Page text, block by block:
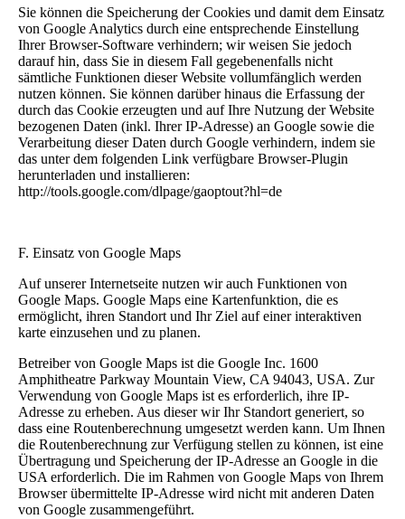
Sie können die Speicherung der Cookies und damit dem Einsatz
von Google Analytics durch eine entsprechende Einstellung
Ihrer Browser-Software verhindern; wir weisen Sie jedoch
darauf hin, dass Sie in diesem Fall gegebenenfalls nicht
sämtliche Funktionen dieser Website vollumfänglich werden
nutzen können. Sie können darüber hinaus die Erfassung der
durch das Cookie erzeugten und auf Ihre Nutzung der Website
bezogenen Daten (inkl. Ihrer IP-Adresse) an Google sowie die
Verarbeitung dieser Daten durch Google verhindern, indem sie
das unter dem folgenden Link verfügbare Browser-Plugin
herunterladen und installieren:
http://tools.google.com/dlpage/gaoptout?hl=de
F. Einsatz von Google Maps
Auf unserer Internetseite nutzen wir auch Funktionen von
Google Maps. Google Maps eine Kartenfunktion, die es
ermöglicht, ihren Standort und Ihr Ziel auf einer interaktiven
karte einzusehen und zu planen.
Betreiber von Google Maps ist die Google Inc. 1600
Amphitheatre Parkway Mountain View, CA 94043, USA. Zur
Verwendung von Google Maps ist es erforderlich, ihre IP-
Adresse zu erheben. Aus dieser wir Ihr Standort generiert, so
dass eine Routenberechnung umgesetzt werden kann. Um Ihnen
die Routenberechnung zur Verfügung stellen zu können, ist eine
Übertragung und Speicherung der IP-Adresse an Google in die
USA erforderlich. Die im Rahmen von Google Maps von Ihrem
Browser übermittelte IP-Adresse wird nicht mit anderen Daten
von Google zusammengeführt.